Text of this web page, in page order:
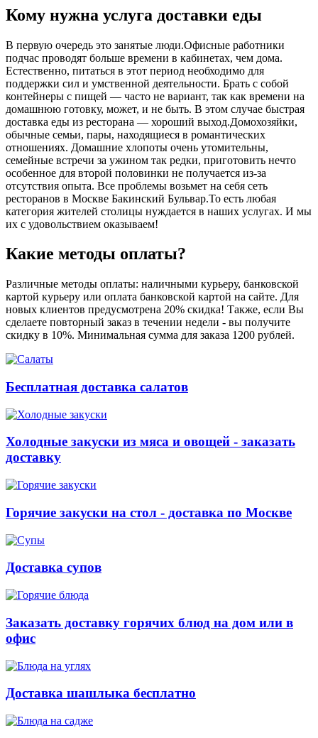
Кому нужна услуга доставки еды
В первую очередь это занятые люди.Офисные работники
подчас проводят больше времени в кабинетах, чем дома.
Естественно, питаться в этот период необходимо для
поддержки сил и умственной деятельности. Брать с собой
контейнеры с пищей ― часто не вариант, так как времени на
домашнюю готовку, может, и не быть. В этом случае быстрая
доставка еды из ресторана ― хороший выход.Домохозяйки,
обычные семьи, пары, находящиеся в романтических
отношениях. Домашние хлопоты очень утомительны,
семейные встречи за ужином так редки, приготовить нечто
особенное для второй половинки не получается из-за
отсутствия опыта. Все проблемы возьмет на себя сеть
ресторанов в Москве Бакинский Бульвар.То есть любая
категория жителей столицы нуждается в наших услугах. И мы
их с удовольствием оказываем!
Какие методы оплаты?
Различные методы оплаты: наличными курьеру, банковской
картой курьеру или оплата банковской картой на сайте. Для
новых клиентов предусмотрена 20% скидка! Также, если Вы
сделаете повторный заказ в течении недели - вы получите
скидку в 10%. Минимальная сумма для заказа 1200 рублей.
Бесплатная доставка салатов
Холодные закуски из мяса и овощей - заказать
доставку
Горячие закуски на стол - доставка по Москве
Доставка супов
Заказать доставку горячих блюд на дом или в
офис
Доставка шашлыка бесплатно